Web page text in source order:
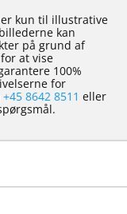
kun til illustrative
kan
på grund af
at vise
100%
for
+45 8642 8511 eller